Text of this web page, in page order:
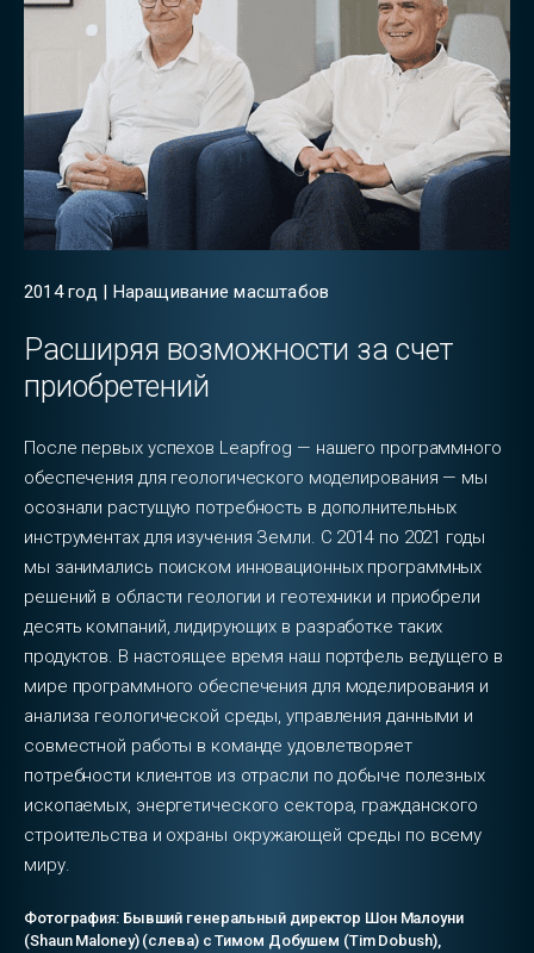
2014 год | Наращивание масштабов
Расширяя возможности за счет
приобретений
После первых успехов Leapfrog — нашего программного
обеспечения для геологического моделирования — мы
осознали растущую потребность в дополнительных
инструментах для изучения Земли. С 2014 по 2021 годы
мы занимались поиском инновационных программных
решений в области геологии и геотехники и приобрели
десять компаний, лидирующих в разработке таких
продуктов. В настоящее время наш портфель ведущего в
мире программного обеспечения для моделирования и
анализа геологической среды, управления данными и
совместной работы в команде удовлетворяет
потребности клиентов из отрасли по добыче полезных
ископаемых, энергетического сектора, гражданского
строительства и охраны окружающей среды по всему
миру.
Фотография: Бывший генеральный директор Шон Малоуни
(Shaun Maloney) (слева) с Тимом Добушем (Tim Dobush),